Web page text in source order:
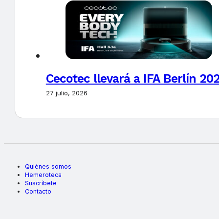
Cecotec llevará a IFA Berlín
27 julio, 2026
Quiénes somos
Hemeroteca
Suscríbete
Contacto